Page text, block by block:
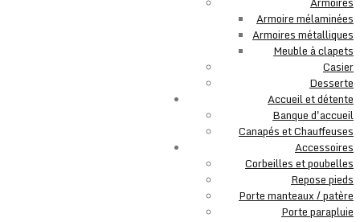
Armoire mélaminées
Armoires métalliques
Meuble à clapets
Casier
Desserte
Accueil et détente
Banque d'accueil
Canapés et Chauffeuses
Accessoires
Corbeilles et poubelles
Repose pieds
Porte manteaux / patère
Porte parapluie